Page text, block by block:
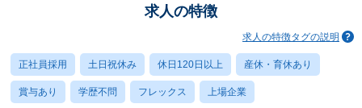
求人の特徴
求人の特徴タグの説明
正社員採用 土日祝休み 休日120日以上 産休・育休あり
賞与あり 学歴不問 フレックス 上場企業